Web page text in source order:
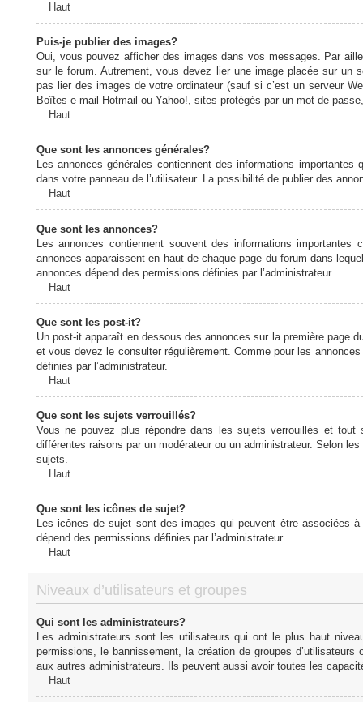
Haut
Puis-je publier des images?
Oui, vous pouvez afficher des images dans vos messages. Par
sur le forum. Autrement, vous devez lier une image placée sur un
pas lier des images de votre ordinateur (sauf si c’est un serveur
Boîtes e-mail Hotmail ou Yahoo!, sites protégés par un mot de
Haut
Que sont les annonces générales?
Les annonces générales contiennent des informations
dans votre panneau de l’utilisateur. La possibilité de publier des
Haut
Que sont les annonces?
Les annonces contiennent souvent des informations
annonces apparaissent en haut de chaque page du forum dans
annonces dépend des permissions définies par l’administrateur.
Haut
Que sont les post-it?
Un post-it apparaît en dessous des annonces sur la première page
et vous devez le consulter régulièrement. Comme pour les
définies par l’administrateur.
Haut
Que sont les sujets verrouillés?
Vous ne pouvez plus répondre dans les sujets verrouillés et
différentes raisons par un modérateur ou un administrateur. Selon
sujets.
Haut
Que sont les icônes de sujet?
Les icônes de sujet sont des images qui peuvent être associées
dépend des permissions définies par l’administrateur.
Haut
Niveaux d’utilisateurs et groupes
Qui sont les administrateurs?
Les administrateurs sont les utilisateurs qui ont le plus haut
permissions, le bannissement, la création de groupes
aux autres administrateurs. Ils peuvent aussi avoir toutes les
Haut